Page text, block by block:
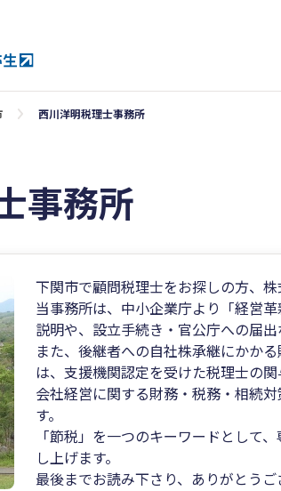
西川洋明税理士事務所
事務所
下関市で顧問税理士をお探しの方、
当事務所は、中小企業庁より「経営
説明や、設立手続き・官公庁への届
また、後継者への自社株承継にかか
は、支援機関認定を受けた税理士の関
会社経営に関する財務・税務・相続
す。
「節税」を一つのキーワードとして
し上げます。
最後までお読み下さり、ありがとうご